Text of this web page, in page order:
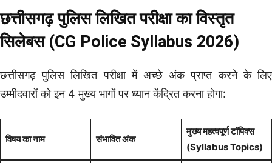
छत्तीसगढ़ पुलिस लिखित परीक्षा का विस्तृत
सिलेबस (CG Police Syllabus 2026)
छत्तीसगढ़ पुलिस लिखित परीक्षा में अच्छे अंक प्राप्त करने के लिए
उम्मीदवारों को इन 4 मुख्य भागों पर ध्यान केंद्रित करना होगा:
विषय का नाम संभावित अंक
मुख्य महत्वपूर्ण टॉपिक्स
(Syllabus Topics)